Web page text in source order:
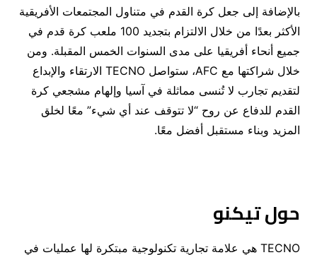
بالإضافة إلى جعل كرة القدم في متناول المجتمعات الأفريقية
الأكثر بعدًا من خلال الالتزام بتجديد 100 ملعب كرة قدم في
جميع أنحاء أفريقيا على مدى السنوات الخمس المقبلة. ومن
خلال شراكتها مع AFC، ستواصل TECNO الارتقاء والإبداع
لتقديم تجارب لا تُنسى مماثلة في آسيا وإلهام مشجعي كرة
القدم للدفاع عن روح “لا تتوقف عند أي شيء” معًا لخلق
المزيد وبناء مستقبل أفضل معًا.
حول تيكنو
TECNO هي علامة تجارية تكنولوجية مبتكرة لها عمليات في